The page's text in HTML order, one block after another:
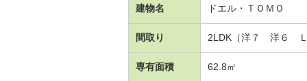
建物名 ドエル・ＴＯＭＯ
間取り 2LDK（洋７ 洋６ Ｌ
専有面積 62.8㎡